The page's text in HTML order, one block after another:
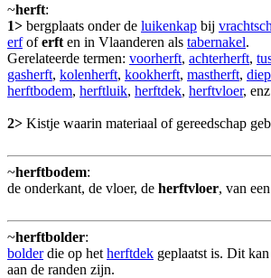
~herft:
1> bergplaats onder de luikenkap bij
erfoferft en in Vlaanderen als tabernakel.
Gerelateerde termen: voorherft, achterherft,
gasherft, kolenherft, kookherft, mastherft,
herftbodem, herftluik, herftdek, herftvloer,
2> Kistje waarin materiaal of gereedschap
~herftbodem:
de onderkant, de vloer, de herftvloer, van een
~herftbolder:
bolderdie op het herftdek geplaatst is. Dit
aan de randen zijn.